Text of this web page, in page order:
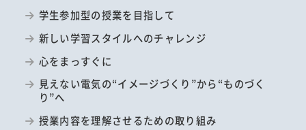
学生参加型の授業を目指して
新しい学習スタイルへのチャレンジ
心をまっすぐに
見えない電気の“イメージづくり”から“ものづく
り”へ
授業内容を理解させるための取り組み